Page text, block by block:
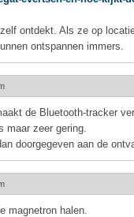
ontdekt. Als ze op
ontspannen immers.
de Bluetooth-tracker
maar zeer gering.
doorgegeven aan de
magnetron halen.